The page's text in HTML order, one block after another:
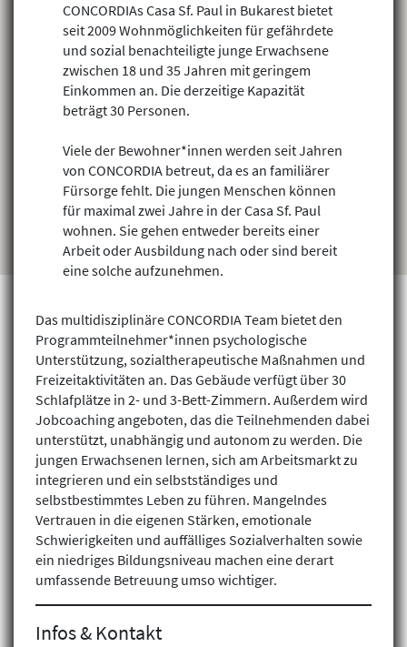
Projekte finden
CONCORDIAs Casa Sf. Paul in Bukarest bietet
seit 2009 Wohnmöglichkeiten für gefährdete
und sozial benachteiligte junge Erwachsene
zwischen 18 und 35 Jahren mit geringem
Einkommen an. Die derzeitige Kapazität
beträgt 30 Personen.
Viele der Bewohner*innen werden seit Jahren
von CONCORDIA betreut, da es an familiärer
Fürsorge fehlt. Die jungen Menschen können
für maximal zwei Jahre in der Casa Sf. Paul
wohnen. Sie gehen entweder bereits einer
Arbeit oder Ausbildung nach oder sind bereit
eine solche aufzunehmen.
Das multidisziplinäre CONCORDIA Team bietet den
Programmteilnehmer*innen psychologische
Unterstützung, sozialtherapeutische Maßnahmen und
Freizeitaktivitäten an. Das Gebäude verfügt über 30
Schlafplätze in 2- und 3-Bett-Zimmern. Außerdem wird
Jobcoaching angeboten, das die Teilnehmenden dabei
unterstützt, unabhängig und autonom zu werden. Die
jungen Erwachsenen lernen, sich am Arbeitsmarkt zu
integrieren und ein selbstständiges und
selbstbestimmtes Leben zu führen. Mangelndes
Vertrauen in die eigenen Stärken, emotionale
Schwierigkeiten und auffälliges Sozialverhalten sowie
ein niedriges Bildungsniveau machen eine derart
umfassende Betreuung umso wichtiger.
Infos & Kontakt